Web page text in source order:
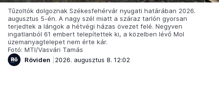
Tűzoltók dolgoznak Székesfehérvár nyugati határában 2026.
augusztus 5-én. A nagy szél miatt a száraz tarlón gyorsan
terjedtek a lángok a hétvégi házas övezet felé. Negyven
ingatlanból 61 embert telepítettek ki, a közelben lévő Mol
üzemanyagtelepet nem érte kár.
Fotó: MTI/Vasvári Tamás
Röviden
2026. augusztus 8. 12:02